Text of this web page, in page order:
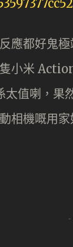
應都好鬼
小米
值喇，果
相機嘅用
-